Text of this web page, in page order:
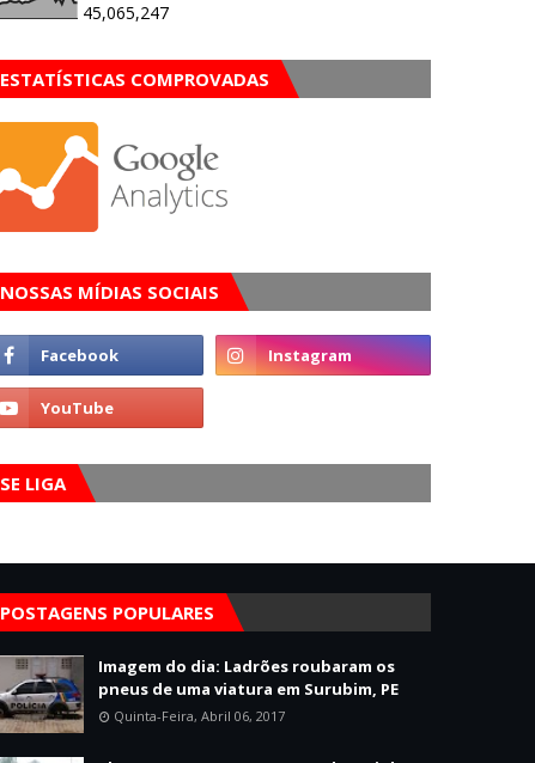
45,065,247
ESTATÍSTICAS COMPROVADAS
NOSSAS MÍDIAS SOCIAIS
SE LIGA
POSTAGENS POPULARES
Imagem do dia: Ladrões roubaram os
pneus de uma viatura em Surubim, PE
Quinta-Feira, Abril 06, 2017